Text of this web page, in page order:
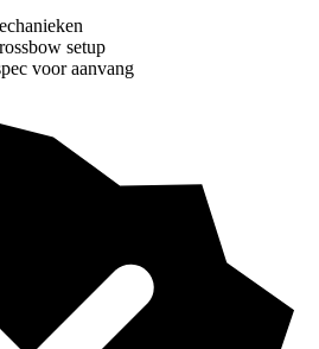
setup
voor aanvang